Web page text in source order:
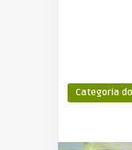
Categoria